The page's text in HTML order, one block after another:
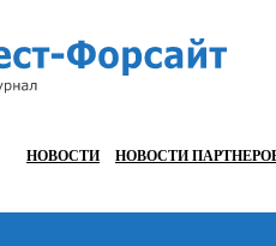
НОВОСТИ НОВОСТИ